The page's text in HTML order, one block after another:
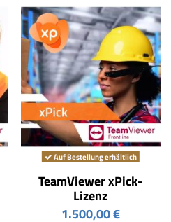
Auf Bestellung erhältlich
TeamViewer xPick-
Lizenz
1.500,00 €